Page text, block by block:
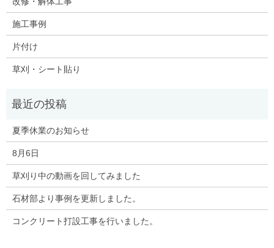
施工事例
片付け
草刈・シート貼り
夏季休業のお知らせ
8月6日
草刈り中の動画を回してみました
石材部より事例を更新しました。
コンクリート打設工事を行いました。